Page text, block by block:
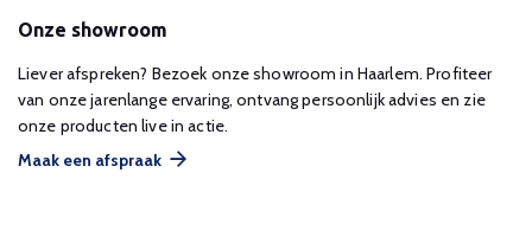
Onze showroom
Liever afspreken? Bezoek onze showroom in Haarlem. Profiteer
van onze jarenlange ervaring, ontvang persoonlijk advies en zie
onze producten live in actie.
Maak een afspraak